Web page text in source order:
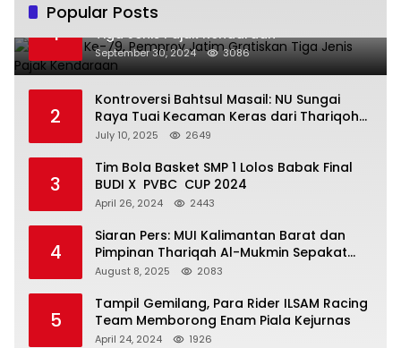
Popular Posts
1
Hari Jadi Ke-79, Pemprov Jatim Gratiskan
Tiga Jenis Pajak Kendaraan
September 30, 2024 3086
2
Kontroversi Bahtsul Masail: NU Sungai
Raya Tuai Kecaman Keras dari Thariqoh
Al Mu’min
July 10, 2025 2649
3
Tim Bola Basket SMP 1 Lolos Babak Final
BUDI X PVBC CUP 2024
April 26, 2024 2443
4
Siaran Pers: MUI Kalimantan Barat dan
Pimpinan Thariqah Al-Mukmin Sepakat
Jaga Umat
August 8, 2025 2083
5
Tampil Gemilang, Para Rider ILSAM Racing
Team Memborong Enam Piala Kejurnas
April 24, 2024 1926